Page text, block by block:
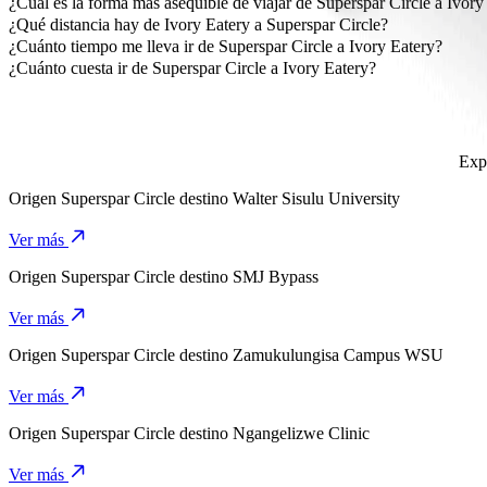
La forma más asequible de viajar de Superspar Circle a Ivory
¿Qué distancia hay de Ivory Eatery a Superspar Circle?
Ivory Eatery está aproximadamente a 2 km de Superspar Circle.
¿Cuánto tiempo me lleva ir de Superspar Circle a Ivory Eatery?
Se tarda aproximadamente 7 min en ir de Superspar Circle a Ivory
¿Cuánto cuesta ir de Superspar Circle a Ivory Eatery?
Origen Superspar Circle destino Walter Sisulu University
Ver más
Origen Superspar Circle destino SMJ Bypass
Ver más
Origen Superspar Circle destino Zamukulungisa Campus WSU
Ver más
Origen Superspar Circle destino Ngangelizwe Clinic
Ver más